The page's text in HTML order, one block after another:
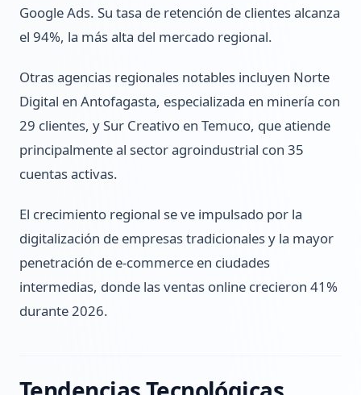
Google Ads. Su tasa de retención de clientes alcanza
el 94%, la más alta del mercado regional.
Otras agencias regionales notables incluyen Norte
Digital en Antofagasta, especializada en minería con
29 clientes, y Sur Creativo en Temuco, que atiende
principalmente al sector agroindustrial con 35
cuentas activas.
El crecimiento regional se ve impulsado por la
digitalización de empresas tradicionales y la mayor
penetración de e-commerce en ciudades
intermedias, donde las ventas online crecieron 41%
durante 2026.